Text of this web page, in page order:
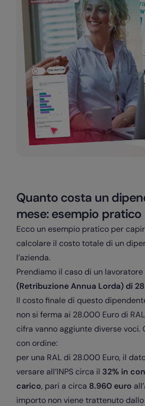
Quanto costa un
mese: esempio pratico
Ecco un esempio pratico per
calcolare il costo totale di un
l’azienda.
Prendiamo il caso di un lavoratore
(Retribuzione Annua Lorda) di
Il costo finale di questo
non si ferma ai 28.000 Euro di
cifra vanno aggiunte diverse voci.
con ordine:
per una RAL di 28.000 Euro, il
versare all’INPS circa il 32% in
carico, pari a circa 8.960 euro
importo non viene trattenuto